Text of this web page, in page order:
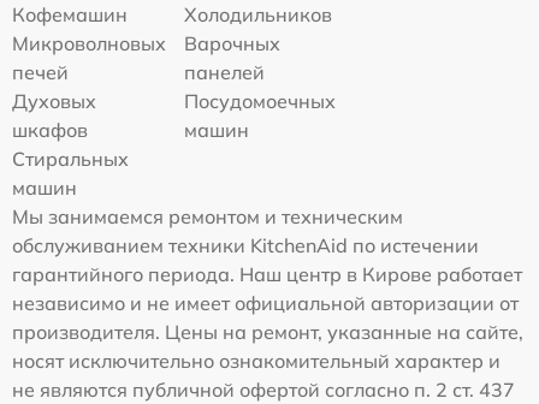
Кофемашин
Холодильников
Микроволновых
печей
Варочных
панелей
Духовых
шкафов
Посудомоечных
машин
Стиральных
машин
Мы занимаемся ремонтом и техническим
обслуживанием техники KitchenAid по истечении
гарантийного периода. Наш центр в Кирове работает
независимо и не имеет официальной авторизации от
производителя. Цены на ремонт, указанные на сайте,
носят исключительно ознакомительный характер и
не являются публичной офертой согласно п. 2 ст. 437